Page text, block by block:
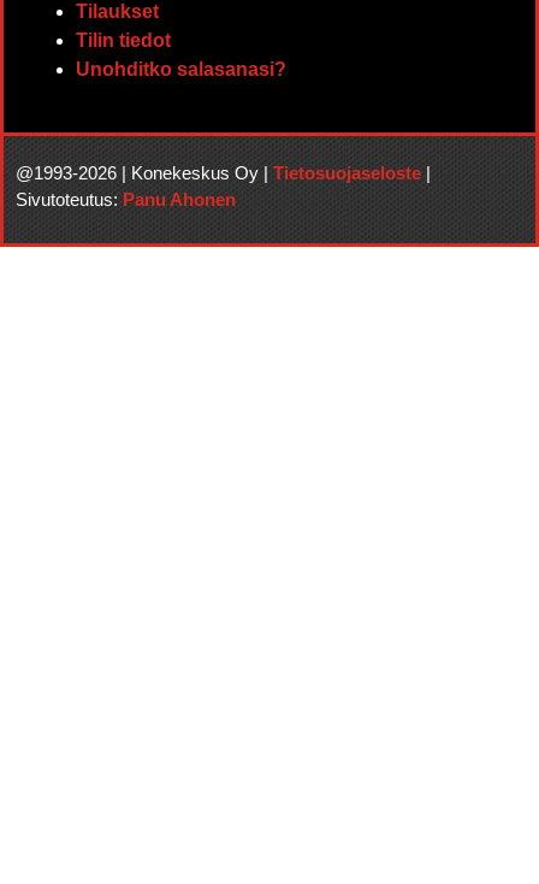
Tilaukset
Tilin tiedot
Unohditko salasanasi?
@1993-2026 | Konekeskus Oy | Tietosuojaseloste |
Sivutoteutus: Panu Ahonen